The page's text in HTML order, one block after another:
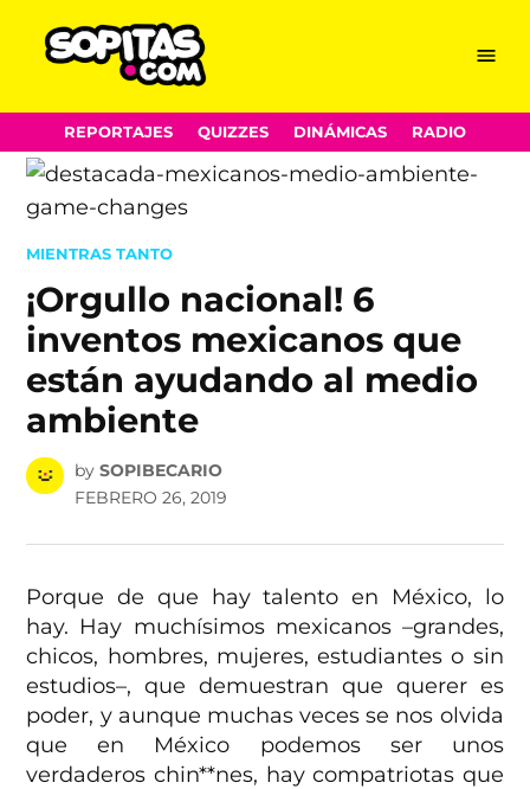
Skip
to
content
Menu
REPORTAJES QUIZZES DINÁMICAS RADIO
POSTED
MIENTRAS TANTO
¡Orgullo nacional! 6
inventos mexicanos que
están ayudando al medio
ambiente
by SOPIBECARIO
FEBRERO 26, 2019
Porque de que hay talento en México, lo
hay. Hay muchísimos mexicanos –grandes,
chicos, hombres, mujeres, estudiantes o sin
estudios–, que demuestran que querer es
poder, y aunque muchas veces se nos olvida
que en México podemos ser unos
verdaderos chin**nes, hay compatriotas que